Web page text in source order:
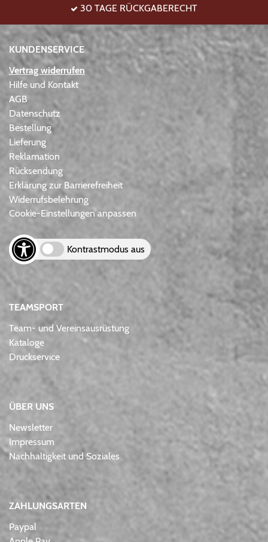
30 TAGE RÜCKGABERECHT
KUNDENSERVICE
Vertrag widerrufen
Hilfe und Kontakt
AGB
Datenschutz
Bestellung
Lieferung
Reklamation
Rücksendung
Erklärung zur Barrierefreiheit
Widerrufsbelehrung
Cookie-Einstellungen anpassen
Kontrastmodus aus
TEAMSPORT
Team- und Vereinsausrüstung
Kataloge
Druckservice
ÜBER UNS
Newsletter
Impressum
Nachhaltigkeit und Soziales
ZAHLUNGSARTEN
Paypal